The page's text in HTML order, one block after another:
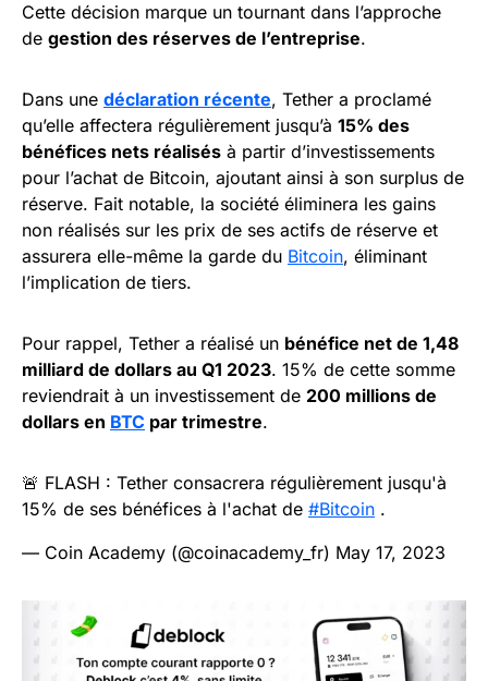
Cette décision marque un tournant dans l’approche
de gestion des réserves de l’entreprise.
Dans une déclaration récente, Tether a proclamé
qu’elle affectera régulièrement jusqu’à 15% des
bénéfices nets réalisés à partir d’investissements
pour l’achat de Bitcoin, ajoutant ainsi à son surplus de
réserve. Fait notable, la société éliminera les gains
non réalisés sur les prix de ses actifs de réserve et
assurera elle-même la garde du Bitcoin, éliminant
l’implication de tiers.
Pour rappel, Tether a réalisé un bénéfice net de 1,48
milliard de dollars au Q1 2023. 15% de cette somme
reviendrait à un investissement de 200 millions de
dollars en BTC par trimestre.
🚨 FLASH : Tether consacrera régulièrement jusqu'à
15% de ses bénéfices à l'achat de #Bitcoin .
— Coin Academy (@coinacademy_fr) May 17, 2023